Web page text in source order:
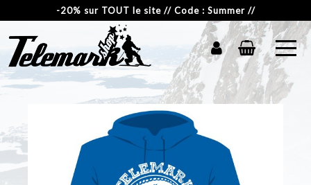
-20% sur TOUT le site // Code : Summer //